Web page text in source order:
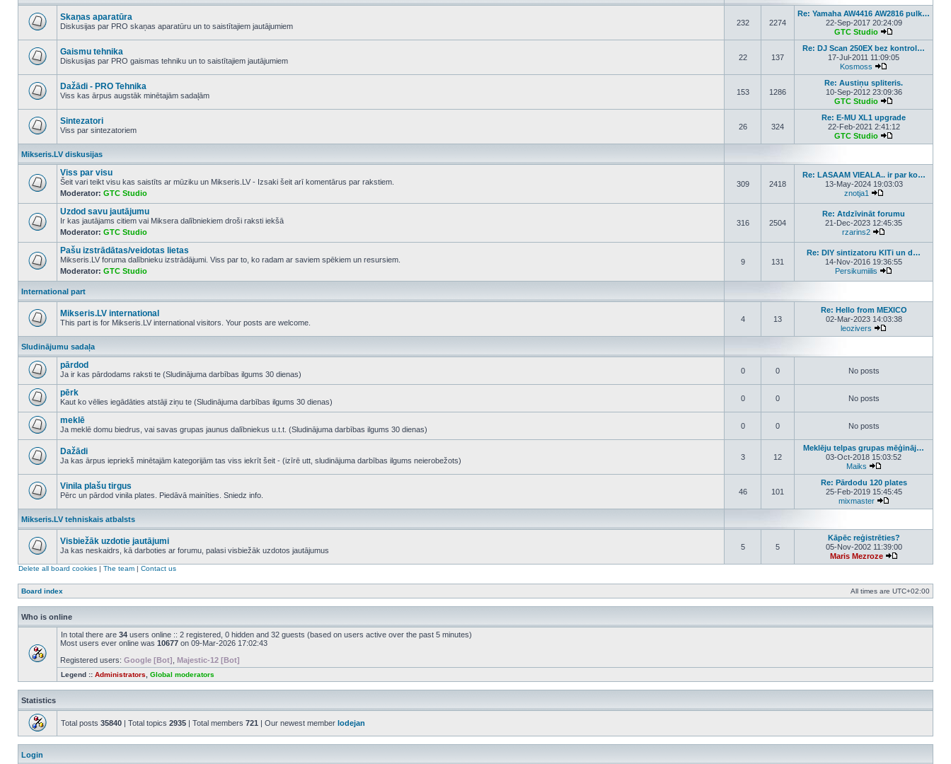
unread
posts
Skaņas aparatūra
Diskusijas par PRO skaņas aparatūru un to saistītajiem jautājumiem 232 2274
Re: Yamaha AW4416 AW2816 pulk…
22-Sep-2017 20:24:09
GTC Studio
View the latest
unread
posts
Gaismu tehnika
Diskusijas par PRO gaismas tehniku un to saistītajiem jautājumiem 22 137
Re: DJ Scan 250EX bez kontrol…
17-Jul-2011 11:09:05
Kosmoss
View the latest
unread
posts
Dažādi - PRO Tehnika
Viss kas ārpus augstāk minētajām sadaļām 153 1286
Re: Austiņu spliteris.
10-Sep-2012 23:09:36
GTC Studio
View the latest
unread
posts
Sintezatori
Viss par sintezatoriem 26 324
Re: E-MU XL1 upgrade
22-Feb-2021 2:41:12
GTC Studio
View the latest
Mikseris.LV diskusijas
No
unread
posts
Viss par visu
Šeit vari teikt visu kas saistīts ar mūziku un Mikseris.LV - Izsaki šeit arī komentārus par rakstiem.
Moderator: GTC Studio
309 2418
Re: LASAAM VIEALA.. ir par ko…
13-May-2024 19:03:03
znotja1
No
unread
posts
Uzdod savu jautājumu
Ir kas jautājams citiem vai Miksera dalībniekiem droši raksti iekšā
Moderator: GTC Studio
316 2504
Re: Atdzīvināt forumu
21-Dec-2023 12:45:35
rzarins2
No
unread
posts
Pašu izstrādātas/veidotas lietas
Mikseris.LV foruma dalībnieku izstrādājumi. Viss par to, ko radam ar saviem spēkiem un resursiem.
Moderator: GTC Studio
9 131
Re: DIY sintizatoru KITi un d…
14-Nov-2016 19:36:55
Persikumiilis
International part
unread
posts
Mikseris.LV international
This part is for Mikseris.LV international visitors. Your posts are welcome. 4 13
Re: Hello from MEXICO
02-Mar-2023 14:03:38
leozivers
View the latest
Sludinājumu sadaļa
unread
posts
pārdod
Ja ir kas pārdodams raksti te (Sludinājuma darbības ilgums 30 dienas) 0 0 No posts
unread
posts
pērk
Kaut ko vēlies iegādāties atstāji ziņu te (Sludinājuma darbības ilgums 30 dienas) 0 0 No posts
unread
posts
meklē
Ja meklē domu biedrus, vai savas grupas jaunus dalībniekus u.t.t. (Sludinājuma darbības ilgums 30 dienas) 0 0 No posts
unread
posts
Dažādi
Ja kas ārpus iepriekš minētajām kategorijām tas viss iekrīt šeit - (izīrē utt, sludinājuma darbības ilgums neierobežots) 3 12
Meklēju telpas grupas mēģināj…
03-Oct-2018 15:03:52
Maiks
View the latest post
unread
posts
Vinila plašu tirgus
Pērc un pārdod vinila plates. Piedāvā mainīties. Sniedz info. 46 101
Re: Pārdodu 120 plates
25-Feb-2019 15:45:45
mixmaster
View the latest
Mikseris.LV tehniskais atbalsts
unread
Visbiežāk uzdotie jautājumi
Ja kas neskaidrs, kā darboties ar forumu, palasi visbiežāk uzdotos jautājumus 5 5
Kāpēc reģistrēties?
05-Nov-2002 11:39:00
Maris Mezroze
View the latest
Delete all board cookies | The team | Contact us
Board index All times are UTC+02:00
Who is online
In total there are 34 users online :: 2 registered, 0 hidden and 32 guests (based on users active over the past 5 minutes)
Most users ever online was 10677 on 09-Mar-2026 17:02:43
Registered users: Google [Bot] Majestic-12 [Bot]
Legend :: Administrators Global moderators
Statistics
Total posts 35840 | Total topics 2935 | Total members 721 | Our newest member lodejan
Login